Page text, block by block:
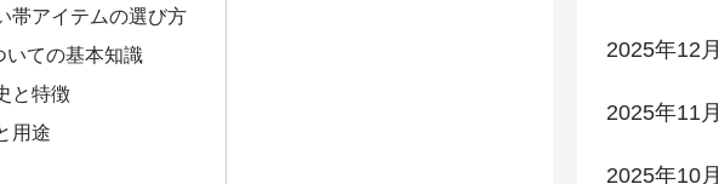
帯アイテムの選び方
いての基本知識
と特徴
用途
2025年12月
2025年11月
2025年10月